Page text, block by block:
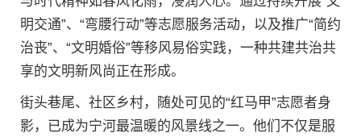
明交通”、“弯腰行动”等志愿服务活动，以及推广“简约
治丧”、“文明婚俗”等移风易俗实践，一种共建共治共
享的文明新风尚正在形成。
街头巷尾、社区乡村，随处可见的“红马甲”志愿者身
影，已成为宁河最温暖的风景线之一。他们不仅是服